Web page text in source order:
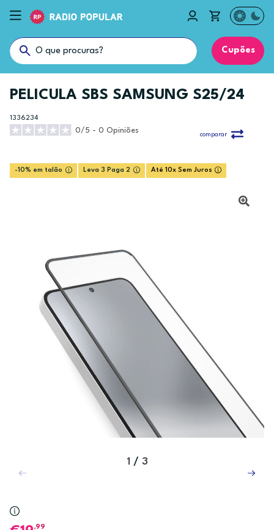
Cupões
PELICULA SBS SAMSUNG S25/24
1336234
0/5 - 0 Opiniões
comparar
-10% em talão Leva 3 Paga 2 Até 10x Sem Juros
1 / 3
,99